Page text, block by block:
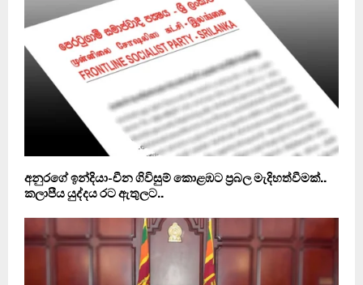
අනුරගේ ඉන්දියා-චීන ගිවිසුම් කොළඹට ප්‍රබල මැදිහත්වීමක්..
කලාපීය යුද්දය රට ඇතුලට..